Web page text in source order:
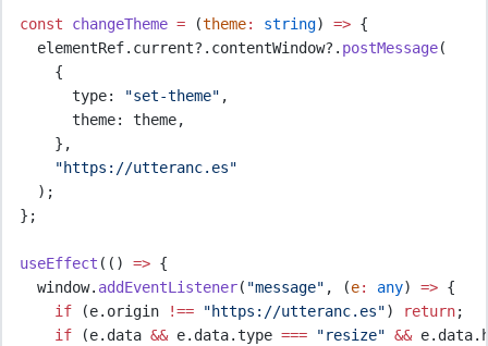
const changeTheme = (theme: string) => {
elementRef. current?. contentWindow?. postMessage(
{
        type
: "set-theme" ,
        theme
: theme,
},
"https://utteranc.es"
    )
;
};
useEffect ( () => {
window. addEventListener( "message" , (e: any) => {
if (e. origin !== "https://utteranc.es") return;
if (e. data && e. data.type === "resize" && e. data.